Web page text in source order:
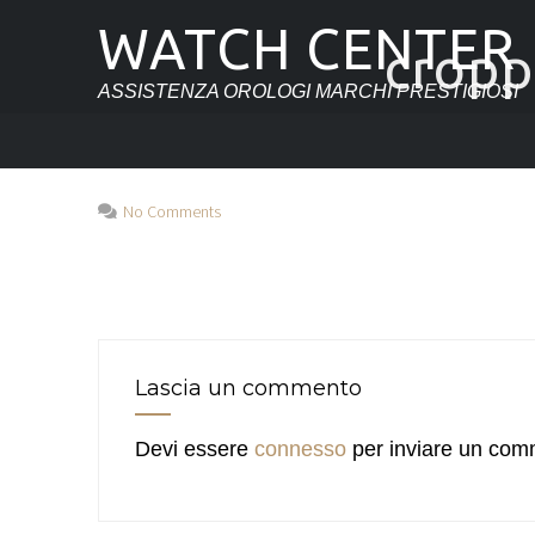
WATCH CENTER
ASSISTENZA OROLOGI MARCHI PRESTIGIOSI
No Comments
Lascia un commento
Devi essere connesso per inviare un